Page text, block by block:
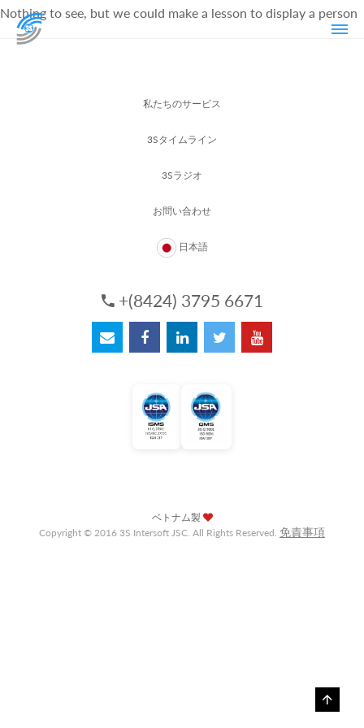
Nothing to see, but we could make a lesson to display a person
私たちのサービス
3Sタイムライン
3Sラジオ
お問い合わせ
日本語
+(8424) 3795 6671
ベトナム製
Copyright © 2016 3S Intersoft JSC. All Rights Reserved. 免責事項